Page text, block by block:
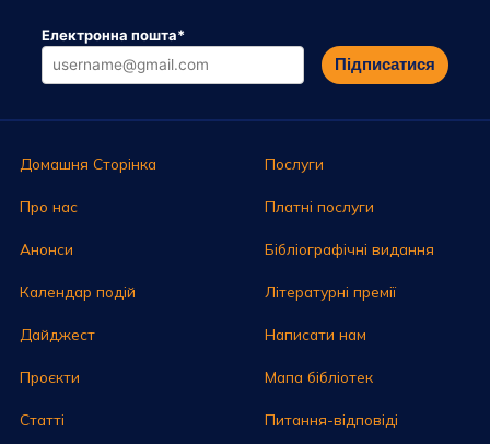
Електронна пошта*
Підписатися
Домашня Сторінка
Про нас
Анонси
Календар подій
Дайджест
Проєкти
Статті
Послуги
Платні послуги
Бібліографічні видання
Літературні премії
Написати нам
Мапа бібліотек
Питання-відповіді